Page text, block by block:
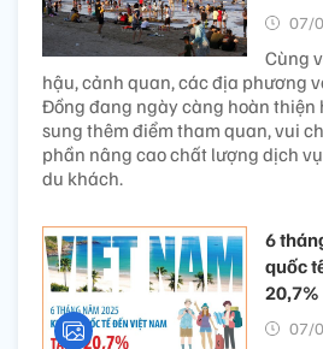
07/
Cùng
hậu, cảnh quan, các địa phương
Đồng đang ngày càng hoàn thiện
sung thêm điểm tham quan, vui
phần nâng cao chất lượng dịch
du khách.
6
quốc
20,7%
07/